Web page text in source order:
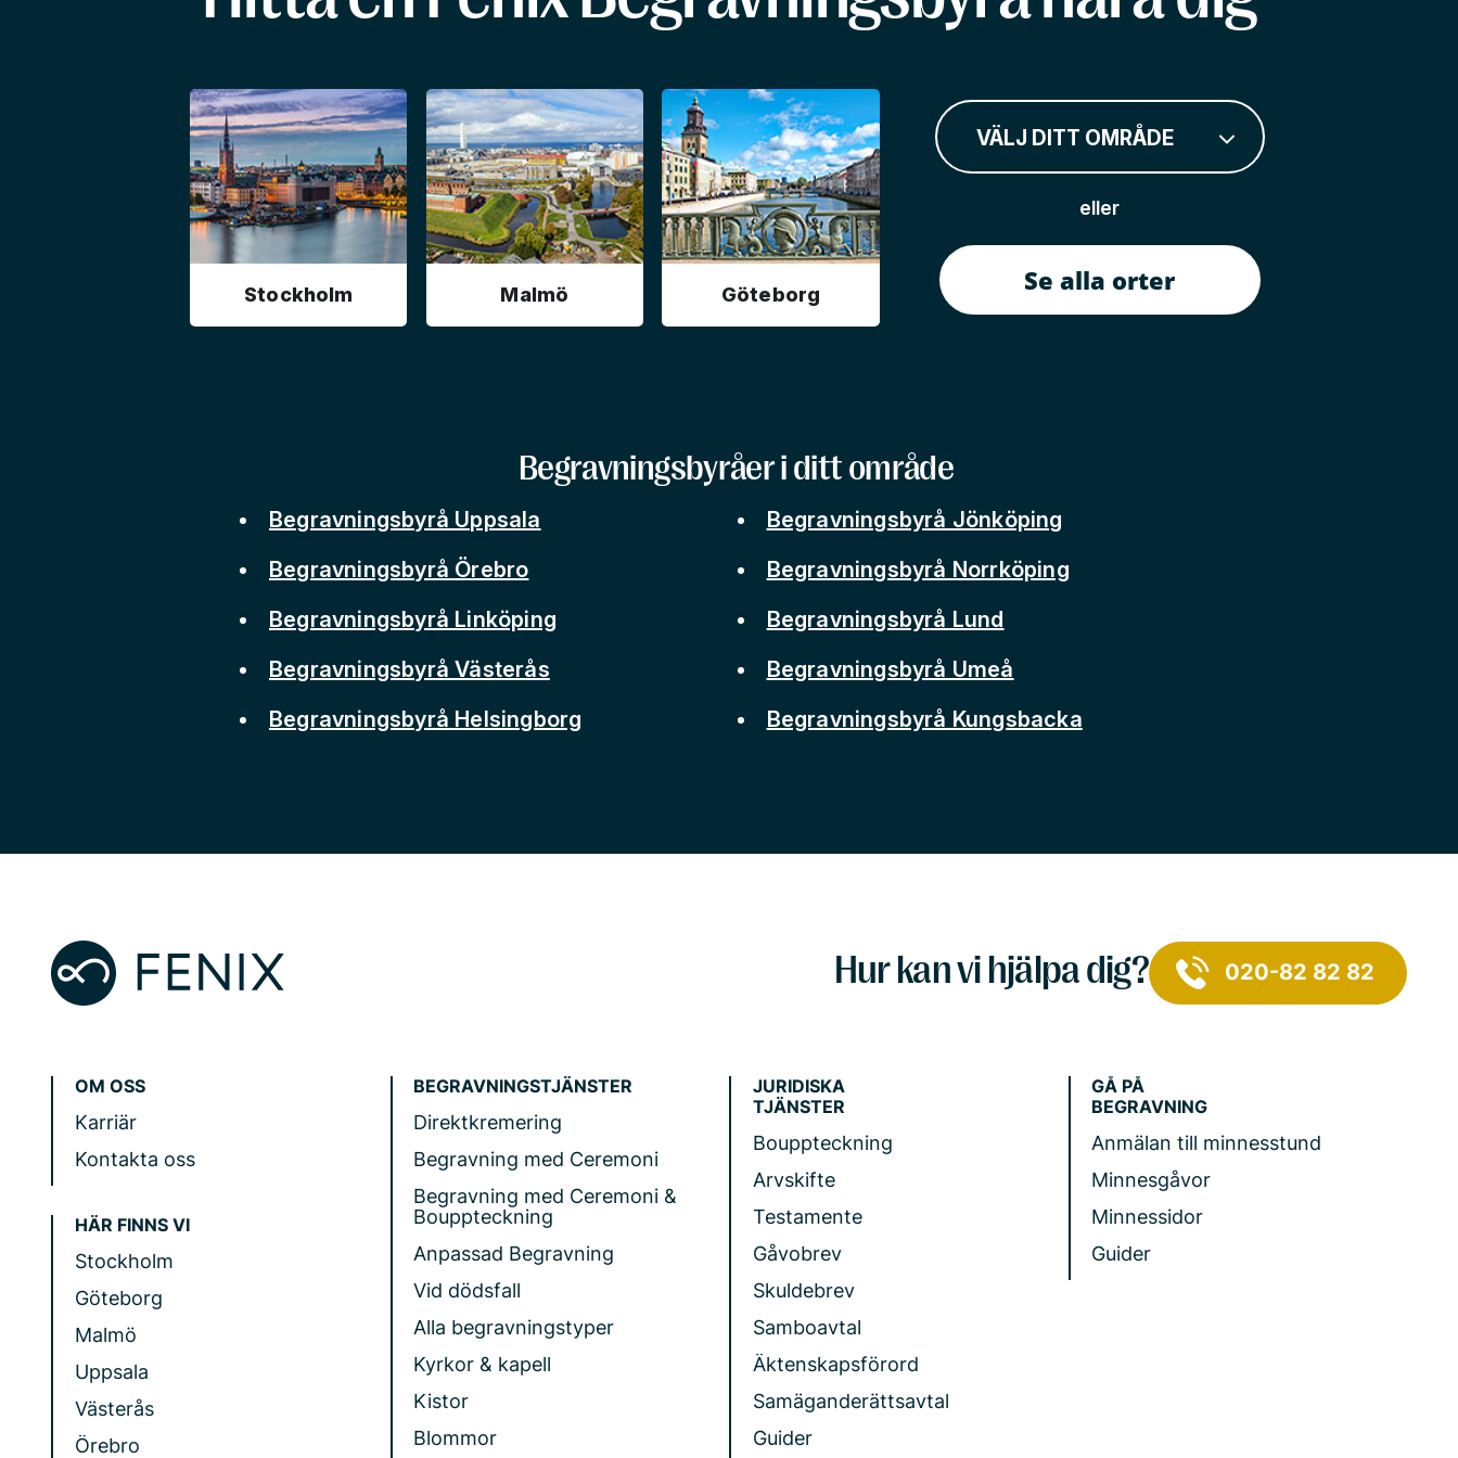
Stockholm Malmö Göteborg
VÄLJ DITT OMRÅDE
eller
Se alla orter
Begravningsbyråer i ditt område
Begravningsbyrå Uppsala
Begravningsbyrå Örebro
Begravningsbyrå Linköping
Begravningsbyrå Västerås
Begravningsbyrå Helsingborg
Begravningsbyrå Jönköping
Begravningsbyrå Norrköping
Begravningsbyrå Lund
Begravningsbyrå Umeå
Begravningsbyrå Kungsbacka
Hur kan vi hjälpa dig? 020-82 82 82
OM OSS
Karriär
Kontakta oss
HÄR FINNS VI
Stockholm
Göteborg
Malmö
Uppsala
Västerås
Örebro
BEGRAVNINGSTJÄNSTER
Direktkremering
Begravning med Ceremoni
Begravning med Ceremoni &
Bouppteckning
Anpassad Begravning
Vid dödsfall
Alla begravningstyper
Kyrkor & kapell
Kistor
Blommor
JURIDISKA
TJÄNSTER
Bouppteckning
Arvskifte
Testamente
Gåvobrev
Skuldebrev
Samboavtal
Äktenskapsförord
Samäganderättsavtal
Guider
GÅ PÅ
BEGRAVNING
Anmälan till minnesstund
Minnesgåvor
Minnessidor
Guider